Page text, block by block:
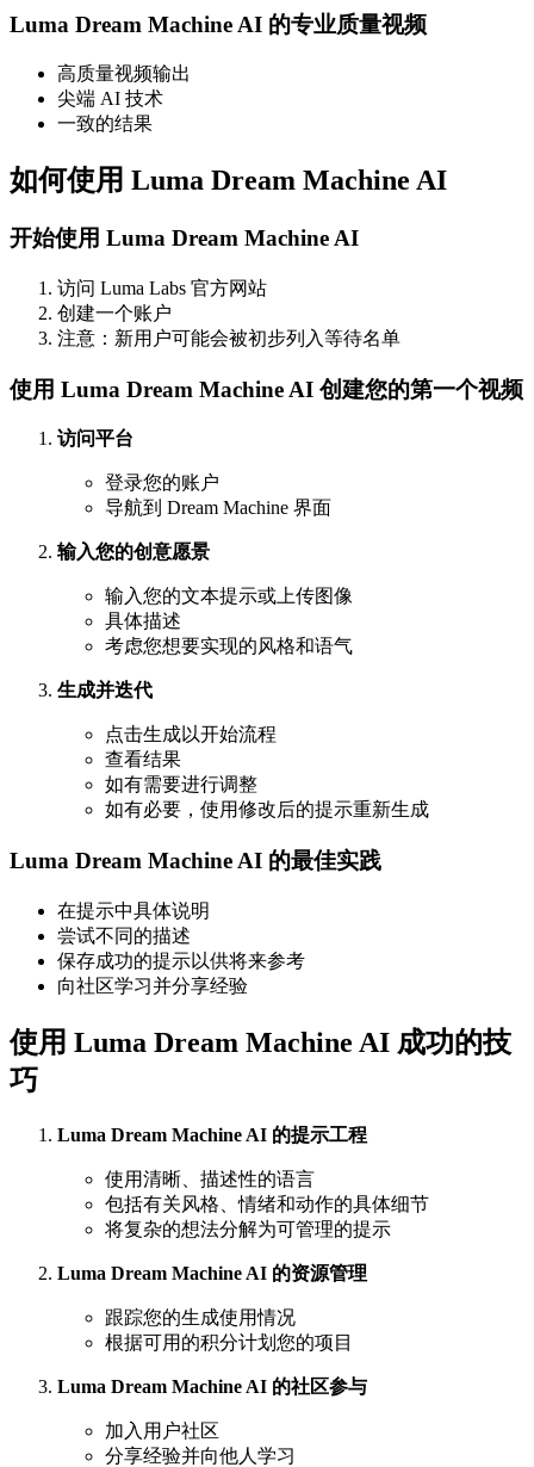
Luma Dream Machine AI 的专业质量视频
高质量视频输出
尖端 AI 技术
一致的结果
如何使用 Luma Dream Machine AI
开始使用 Luma Dream Machine AI
访问 Luma Labs 官方网站
创建一个账户
注意：新用户可能会被初步列入等待名单
使用 Luma Dream Machine AI 创建您的第一个视频
访问平台
登录您的账户
导航到 Dream Machine 界面
输入您的创意愿景
输入您的文本提示或上传图像
具体描述
考虑您想要实现的风格和语气
生成并迭代
点击生成以开始流程
查看结果
如有需要进行调整
如有必要，使用修改后的提示重新生成
Luma Dream Machine AI 的最佳实践
在提示中具体说明
尝试不同的描述
保存成功的提示以供将来参考
向社区学习并分享经验
使用 Luma Dream Machine AI 成功的技
巧
Luma Dream Machine AI 的提示工程
使用清晰、描述性的语言
包括有关风格、情绪和动作的具体细节
将复杂的想法分解为可管理的提示
Luma Dream Machine AI 的资源管理
跟踪您的生成使用情况
根据可用的积分计划您的项目
Luma Dream Machine AI 的社区参与
加入用户社区
分享经验并向他人学习